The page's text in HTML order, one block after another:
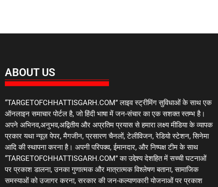
ABOUT US
“TARGETOFCHHATTISGARH.COM” लाइव स्ट्रीमिंग सुविधाओं के साथ एक
ऑनलाइन समाचार पोर्टल है, जो हिंदी भाषा में जन-संचार का एक सशक्त स्तम्भ है।
अपने अभिनव,अनुभव,अद्वितीय और अप्रतिम प्रयास से हमारा लक्ष्य मीडिया के व्यापक
प्रकार यथा न्यूज़ पेपर, मैगजीन, प्रसारण चैनलों, टेलीविजन, रेडियो स्टेशन, सिनेमा
आदि की स्थापना करना है। अपनी परिपक्व, ईमानदार, और निष्पक्ष टीम के साथ
“TARGETOFCHHATTISGARH.COM” का उद्देश्य देशहित में सच्ची घटनाओं
पर प्रकाश डालना, उनका गुणात्मक और मात्रात्मक विश्लेषण बताना, सामाजिक
समस्याओं को उजागर करना, सरकार की जन-कल्याणकारी योजनाओं पर प्रकाश